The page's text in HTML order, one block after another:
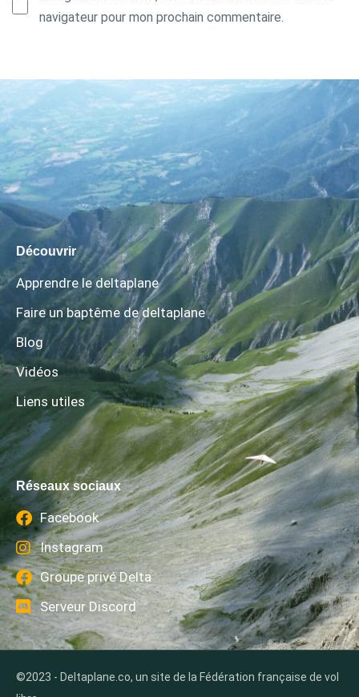
navigateur pour mon prochain commentaire.
Découvrir
Apprendre le deltaplane
Faire un baptême de deltaplane
Blog
Vidéos
Liens utiles
Réseaux sociaux
Facebook
Instagram
Groupe privé Delta
Serveur Discord
©2023 - Deltaplane.co, un site de la Fédération française de vol